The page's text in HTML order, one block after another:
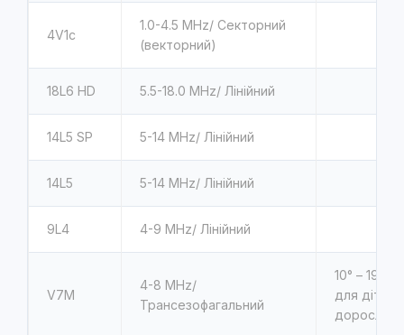
4V1c
1.0-4.5 MHz/ Секторний
(векторний)
18L6 HD 5.5-18.0 MHz/ Лінійний
14L5 SP 5-14 MHz/ Лінійний
14L5 5-14 MHz/ Лінійний
9L4 4-9 MHz/ Лінійний
V7M
4-8 MHz/
Трансезофагальний
10° – 190°
для дітей
дорослих